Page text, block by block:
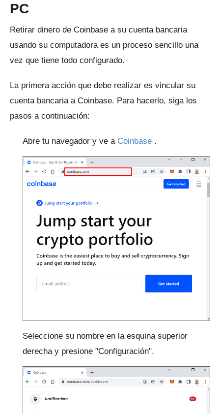
PC
Retirar dinero de Coinbase a su cuenta bancaria
usando su computadora es un proceso sencillo una
vez que tiene todo configurado.
La primera acción que debe realizar es vincular su
cuenta bancaria a Coinbase. Para hacerlo, siga los
pasos a continuación:
Abre tu navegador y ve a Coinbase .
Seleccione su nombre en la esquina superior
derecha y presione "Configuración".